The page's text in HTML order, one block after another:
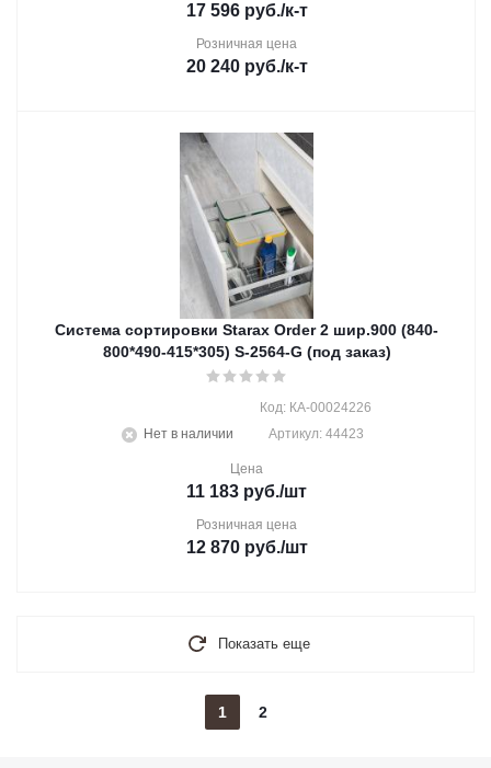
17 596руб./к-т
Розничная цена
20 240руб./к-т
Система сортировки Starax Order 2 шир.900 (840-
800*490-415*305) S-2564-G (под заказ)
Нет в наличии
Код: КА-00024226
Артикул: 44423
Цена
11 183 руб./шт
Розничная цена
12 870руб./шт
Показать еще
1 2